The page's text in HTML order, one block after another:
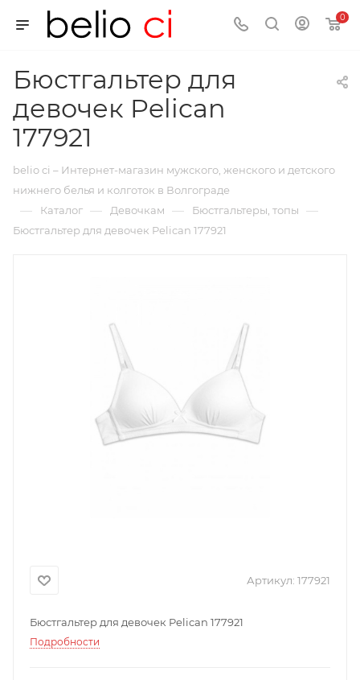
0
Бюстгальтер для
девочек Pelican
177921
belio ci – Интернет-магазин мужского, женского и детского
нижнего белья и колготок в Волгограде
— Каталог — Девочкам — Бюстгальтеры, топы —
Бюстгальтер для девочек Pelican 177921
Артикул: 177921
Бюстгальтер для девочек Pelican 177921
Подробности